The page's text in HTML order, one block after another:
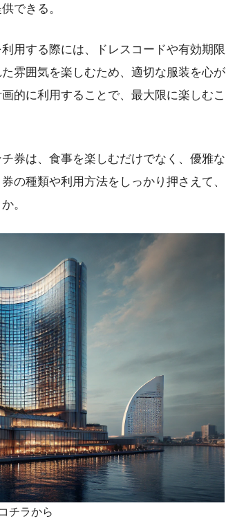
できる。
用する際には、ドレスコードや有効期限
雰囲気を楽しむため、適切な服装を心が
的に利用することで、最大限に楽しむこ
券は、食事を楽しむだけでなく、優雅な
の種類や利用方法をしっかり押さえて、
。
チラから